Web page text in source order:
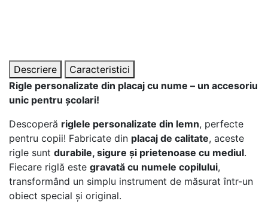
Descriere
Caracteristici
Rigle personalizate din placaj cu nume – un accesoriu
unic pentru școlari!
Descoperă riglele personalizate din lemn, perfecte
pentru copii! Fabricate din placaj de calitate, aceste
rigle sunt durabile, sigure și prietenoase cu mediul.
Fiecare riglă este gravată cu numele copilului,
transformând un simplu instrument de măsurat într-un
obiect special și original.